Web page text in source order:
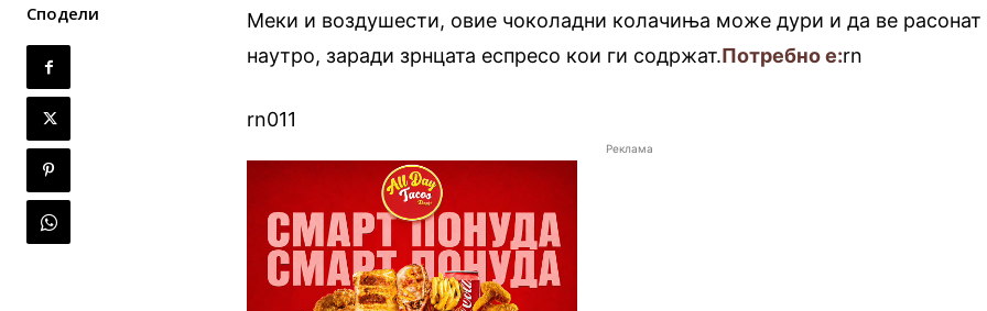
Сподели
Меки и воздушести, овие чоколадни колачиња може дури и да ве расонат
наутро, заради зрнцата еспресо кои ги содржат.Потребно е:rn
rn011
Реклама